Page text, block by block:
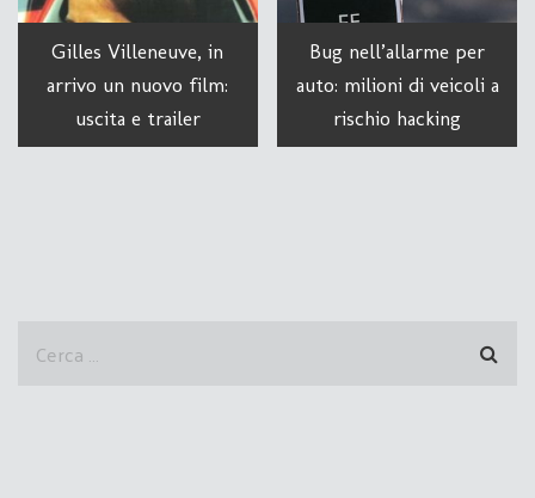
Gilles Villeneuve, in
arrivo un nuovo film:
uscita e trailer
Bug nell’allarme per
auto: milioni di veicoli a
rischio hacking